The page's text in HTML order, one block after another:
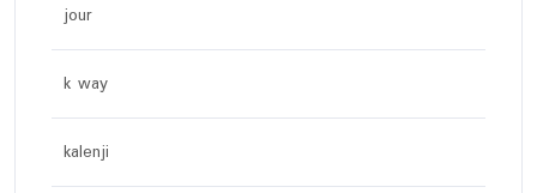
jour
k way
kalenji